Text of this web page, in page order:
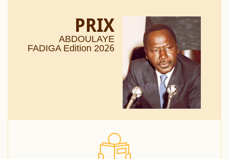
PRIX
ABDOULAYE
FADIGA Edition 2026